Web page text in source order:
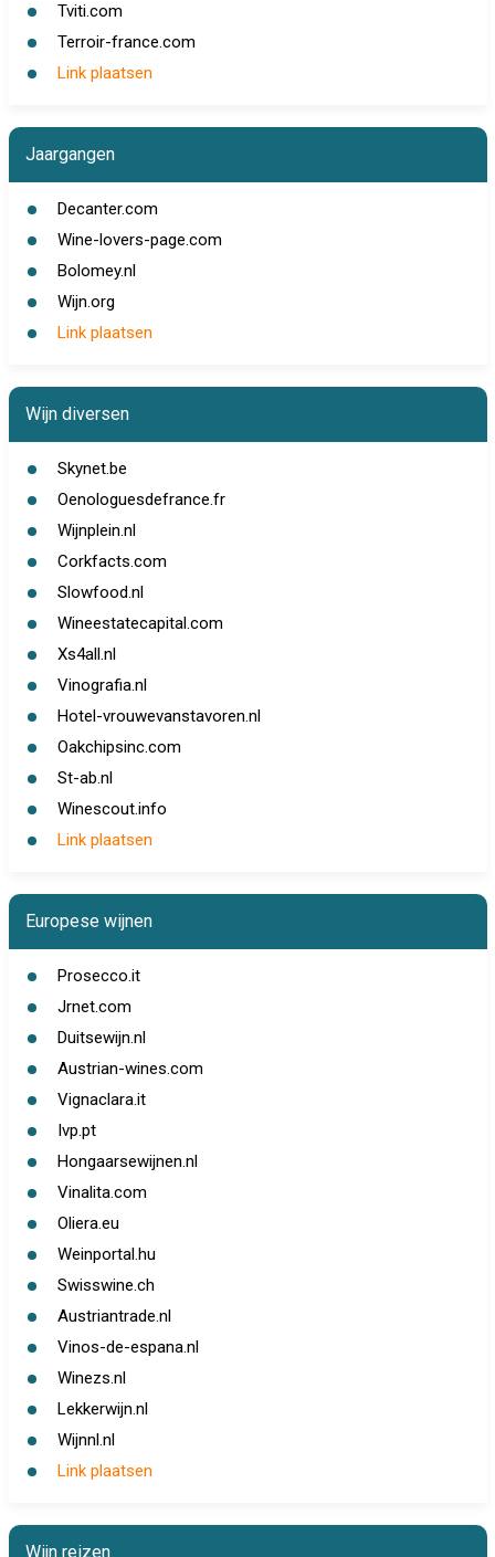
Tviti.com
Terroir-france.com
Link plaatsen
Jaargangen
Decanter.com
Wine-lovers-page.com
Bolomey.nl
Wijn.org
Link plaatsen
Wijn diversen
Skynet.be
Oenologuesdefrance.fr
Wijnplein.nl
Corkfacts.com
Slowfood.nl
Wineestatecapital.com
Xs4all.nl
Vinografia.nl
Hotel-vrouwevanstavoren.nl
Oakchipsinc.com
St-ab.nl
Winescout.info
Link plaatsen
Europese wijnen
Prosecco.it
Jrnet.com
Duitsewijn.nl
Austrian-wines.com
Vignaclara.it
Ivp.pt
Hongaarsewijnen.nl
Vinalita.com
Oliera.eu
Weinportal.hu
Swisswine.ch
Austriantrade.nl
Vinos-de-espana.nl
Winezs.nl
Lekkerwijn.nl
Wijnnl.nl
Link plaatsen
Wijn reizen